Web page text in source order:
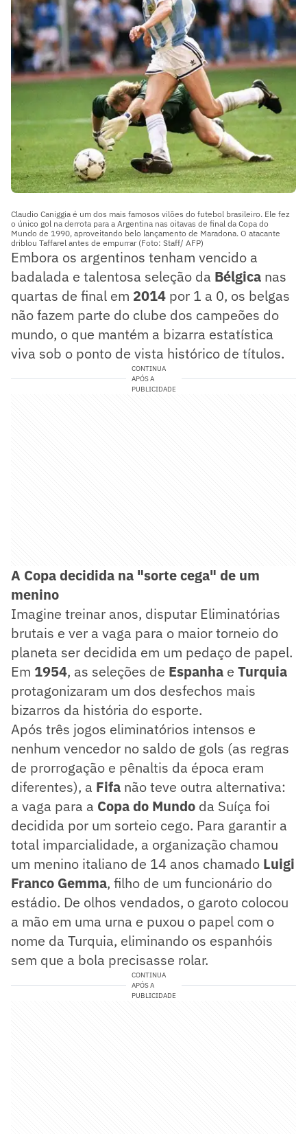
Claudio Caniggia é um dos mais famosos vilôes do futebol brasileiro. Ele fez
o único gol na derrota para a Argentina nas oitavas de final da Copa do
Mundo de 1990, aproveitando belo lançamento de Maradona. O atacante
driblou Taffarel antes de empurrar (Foto: Staff/ AFP)
Embora os argentinos tenham vencido a
badalada e talentosa seleção da Bélgica nas
quartas de final em 2014 por 1 a 0, os belgas
não fazem parte do clube dos campeões do
mundo, o que mantém a bizarra estatística
viva sob o ponto de vista histórico de títulos.
CONTINUA
APÓS A
PUBLICIDADE
A Copa decidida na "sorte cega" de um
menino
Imagine treinar anos, disputar Eliminatórias
brutais e ver a vaga para o maior torneio do
planeta ser decidida em um pedaço de papel.
Em 1954, as seleções de Espanha e Turquia
protagonizaram um dos desfechos mais
bizarros da história do esporte.
Após três jogos eliminatórios intensos e
nenhum vencedor no saldo de gols (as regras
de prorrogação e pênaltis da época eram
diferentes), a Fifa não teve outra alternativa:
a vaga para a Copa do Mundo da Suíça foi
decidida por um sorteio cego. Para garantir a
total imparcialidade, a organização chamou
um menino italiano de 14 anos chamado Luigi
Franco Gemma, filho de um funcionário do
estádio. De olhos vendados, o garoto colocou
a mão em uma urna e puxou o papel com o
nome da Turquia, eliminando os espanhóis
sem que a bola precisasse rolar.
CONTINUA
APÓS A
PUBLICIDADE